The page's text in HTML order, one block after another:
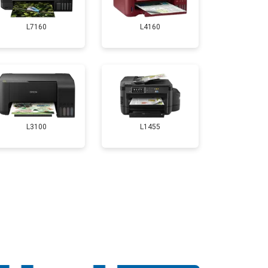
2500 ₽ Заказать
3500 ₽ Заказать
L7160 L4160
L3100 L1455